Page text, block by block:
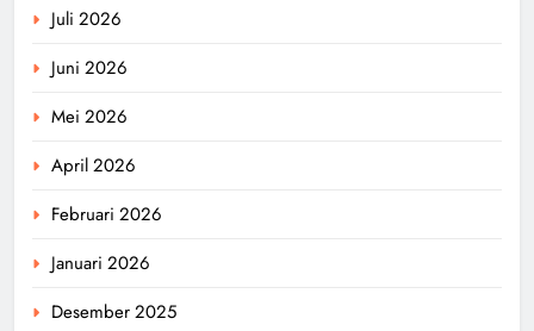
Juli 2026
Juni 2026
Mei 2026
April 2026
Februari 2026
Januari 2026
Desember 2025